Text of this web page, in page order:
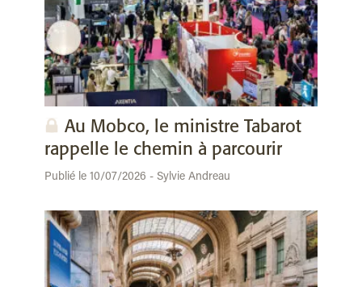
Au Mobco, le ministre Tabarot
rappelle le chemin à parcourir
Publié le 10/07/2026 - Sylvie Andreau